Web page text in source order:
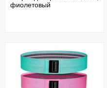
фиолетовый